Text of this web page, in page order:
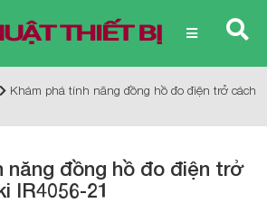
Khám phá tính năng đồng hồ đo điện trở cách
năng đồng hồ đo điện trở
IR4056-21